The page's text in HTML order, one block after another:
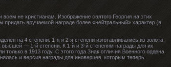
не христианам. Изображение святого Георгия на этих
придать вручаемой награде более «нейтральный» характер (в
на 4 степени: 1-я и 2-я степени изготавливались из золота,
высшей — 1-й степени. К 1-й и 3-й степеням награды для их
в 1913 году. С этого года Знак отличия Военного ордена
и версия награды для иноверцев, которым теперь